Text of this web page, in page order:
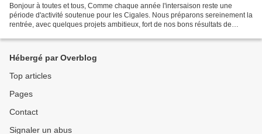
Bonjour à toutes et tous, Comme chaque année l'intersaison reste une
période d'activité soutenue pour les Cigales. Nous préparons sereinement la
rentrée, avec quelques projets ambitieux, fort de nos bons résultats de
Hébergé par Overblog
Top articles
Pages
Contact
Signaler un abus